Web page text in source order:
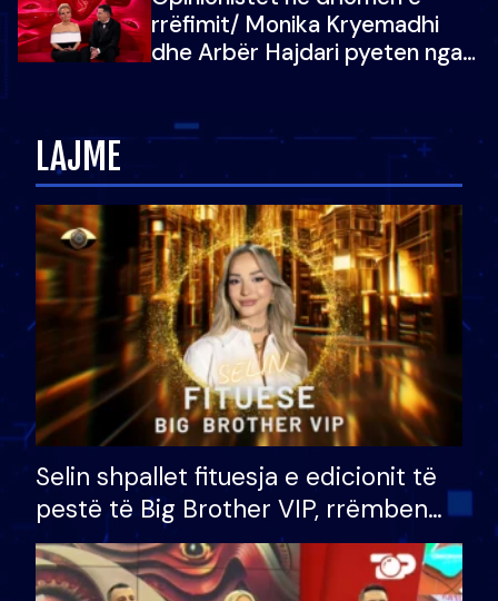
rrëfimit/ Monika Kryemadhi
dhe Arbër Hajdari pyeten nga
LAJME
Selin shpallet fituesja e edicionit të
pestë të Big Brother VIP, rrëmben
çmimin e madh prej 100 mijë eurosh